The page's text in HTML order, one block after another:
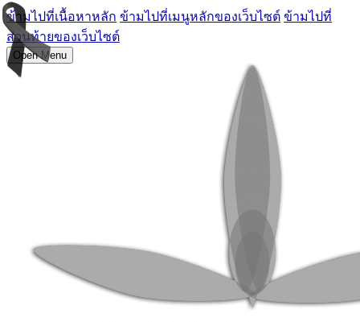
ข้ามไปที่เนื้อหาหลัก ข้ามไปที่เมนูหลักของเว็บไซต์ ข้ามไปที่
ส่วนท้ายของเว็บไซต์
Open Menu